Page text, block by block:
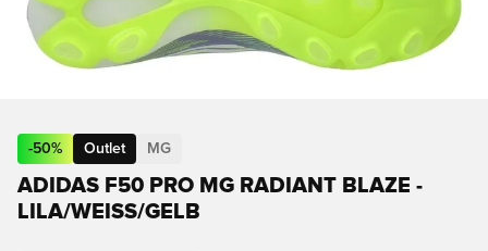
-50% Outlet MG
ADIDAS F50 PRO MG RADIANT BLAZE -
LILA/WEISS/GELB